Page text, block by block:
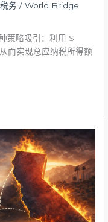
税务 /World Bridge
策略吸引：利用 S
而实现总应纳税所得额